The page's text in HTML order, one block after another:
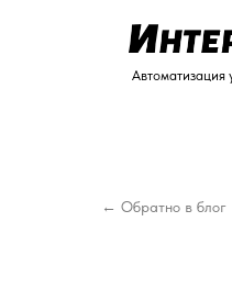
Автоматизация
← Обратно в блог